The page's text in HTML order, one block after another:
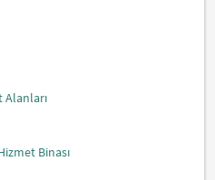
Alanları
Binası